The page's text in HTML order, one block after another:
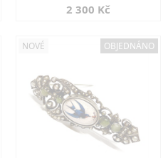
2 300 Kč
NOVÉ OBJEDNÁNO